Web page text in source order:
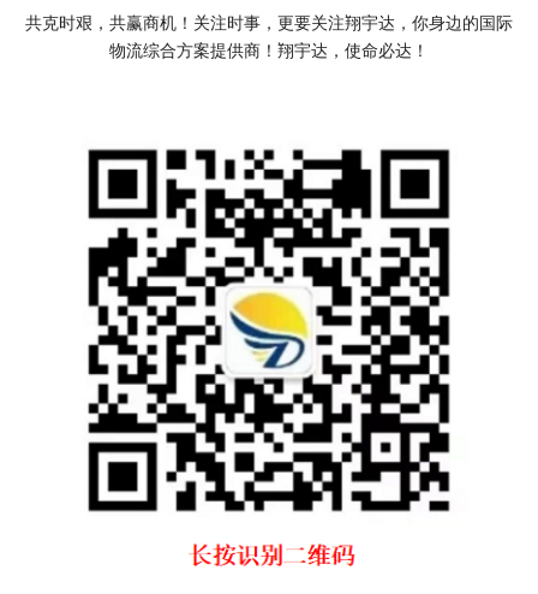
共克时艰，共赢商机！关注时事，更要关注翔宇达，你身边的国际
物流综合方案提供商！翔宇达，使命必达！